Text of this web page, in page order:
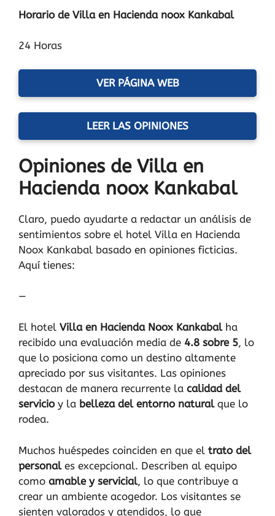
Horario de Villa en Hacienda noox Kankabal
24 Horas
VER PÁGINA WEB
LEER LAS OPINIONES
Opiniones de Villa en
Hacienda noox Kankabal
Claro, puedo ayudarte a redactar un análisis de
sentimientos sobre el hotel Villa en Hacienda
Noox Kankabal basado en opiniones ficticias.
Aquí tienes:
—
El hotel Villa en Hacienda Noox Kankabalha
recibido una evaluación media de 4.8 sobre 5, lo
que lo posiciona como un destino altamente
apreciado por sus visitantes. Las opiniones
destacan de manera recurrente la calidad del
servicioy la belleza del entorno naturalque lo
rodea.
Muchos huéspedes coinciden en que el trato del
personales excepcional. Describen al equipo
como amable y servicial, lo que contribuye a
crear un ambiente acogedor. Los visitantes se
sienten valorados y atendidos, lo que